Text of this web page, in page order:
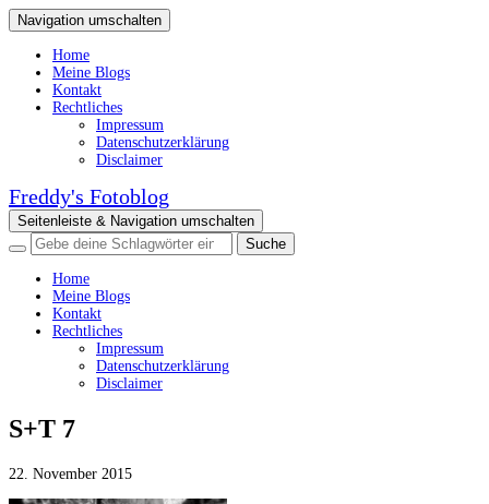
Navigation umschalten
Home
Meine Blogs
Kontakt
Rechtliches
Impressum
Datenschutzerklärung
Disclaimer
Freddy's Fotoblog
Seitenleiste & Navigation umschalten
Home
Meine Blogs
Kontakt
Rechtliches
Impressum
Datenschutzerklärung
Disclaimer
S+T 7
22. November 2015